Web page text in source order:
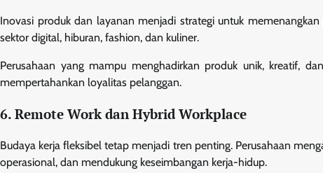
Inovasi produk dan layanan menjadi strategi untuk
sektor digital, hiburan, fashion, dan kuliner.
Perusahaan yang mampu menghadirkan produk unik, kreatif,
mempertahankan loyalitas pelanggan.
6. Remote Work dan Hybrid Workplace
Budaya kerja fleksibel tetap menjadi tren penting. Perusahaan
operasional, dan mendukung keseimbangan kerja-hidup.